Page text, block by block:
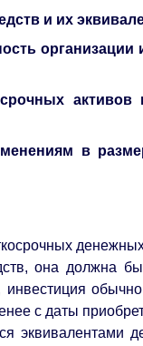
и их
активов
в
она должна
с даты
эквивалентами